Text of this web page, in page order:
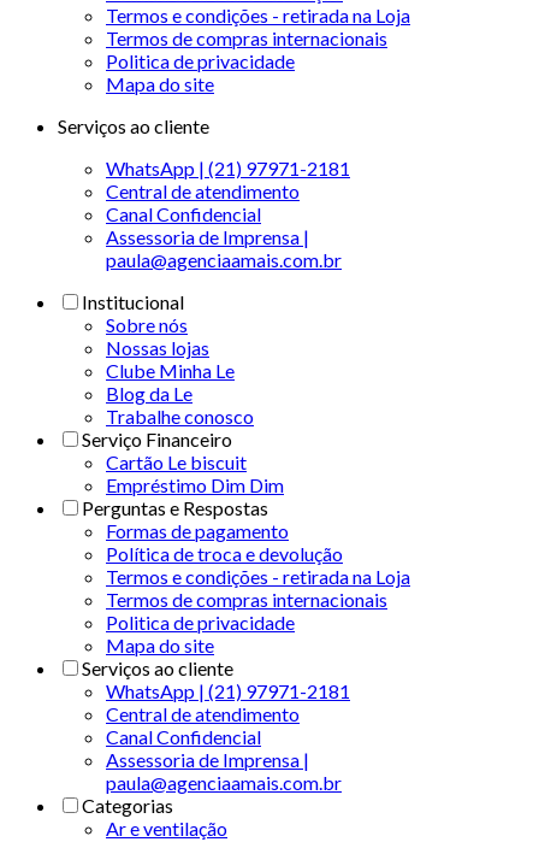
Termos e condições - retirada na Loja
Termos de compras internacionais
Politica de privacidade
Mapa do site
Serviços ao cliente
WhatsApp | (21) 97971-2181
Central de atendimento
Canal Confidencial
Assessoria de Imprensa |
paula@agenciaamais.com.br
Institucional
Sobre nós
Nossas lojas
Clube Minha Le
Blog da Le
Trabalhe conosco
Serviço Financeiro
Cartão Le biscuit
Empréstimo Dim Dim
Perguntas e Respostas
Formas de pagamento
Política de troca e devolução
Termos e condições - retirada na Loja
Termos de compras internacionais
Politica de privacidade
Mapa do site
Serviços ao cliente
WhatsApp | (21) 97971-2181
Central de atendimento
Canal Confidencial
Assessoria de Imprensa |
paula@agenciaamais.com.br
Categorias
Ar e ventilação